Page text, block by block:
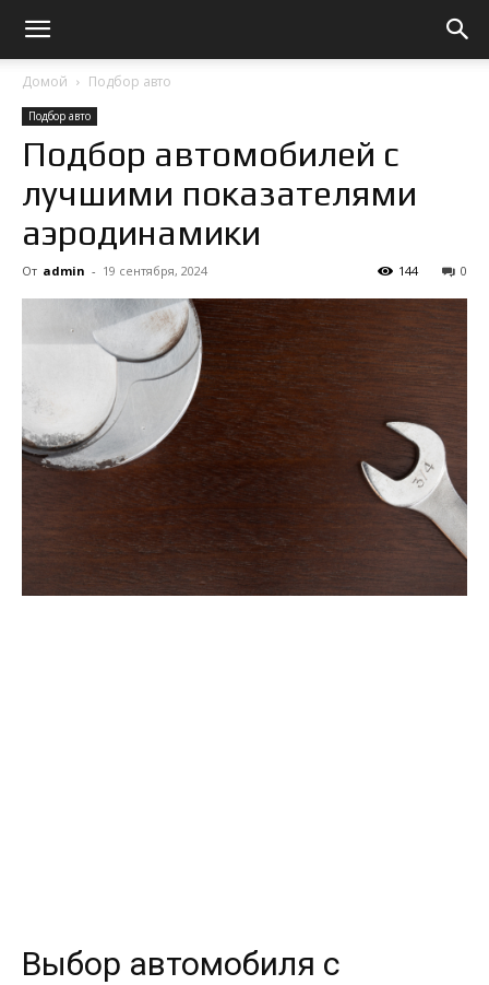
Домой Подбор авто
Подбор авто
Подбор автомобилей с
лучшими показателями
аэродинамики
От admin - 19 сентября, 2024 0
144
Выбор автомобиля с